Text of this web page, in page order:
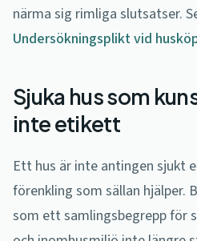
närma sig rimliga slutsatser.
Undersökningsplikt vid
Sjuka hus som
inte etikett
Ett hus är inte antingen sjukt
förenkling som sällan hjälper.
som ett samlingsbegrepp för